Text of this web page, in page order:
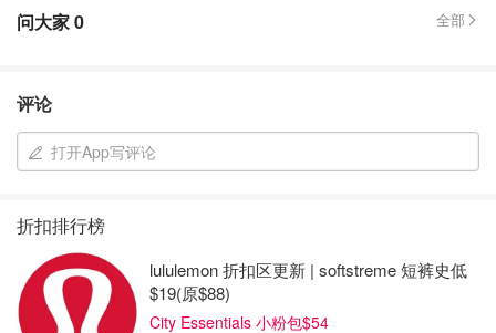
问大家0 全部
评论
打开App写评论
折扣排行榜
lululemon 折扣区更新 | softstreme 短裤史低
$19(原$88)
City Essentials 小粉包$54